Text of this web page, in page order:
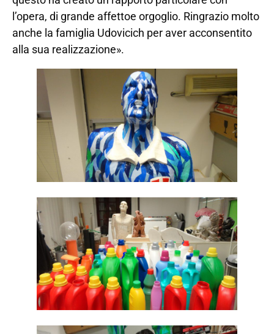
l’opera, di grande affettoe orgoglio. Ringrazio molto
anche la famiglia Udovicich per aver acconsentito
alla sua realizzazione».